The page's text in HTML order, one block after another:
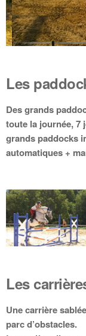
Les
Des grands
toute la journée, 7
grands paddocks
automatiques +
Les
Une carrière
parc d’obstacles.